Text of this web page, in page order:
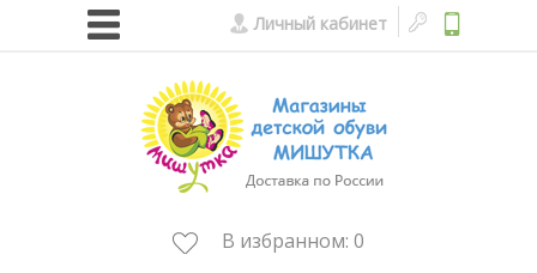
Личный кабинет
В избранном: 0